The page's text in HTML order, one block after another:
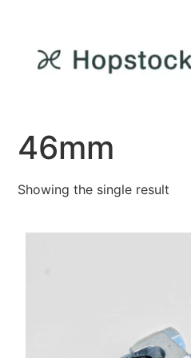
46mm
Showing the single result